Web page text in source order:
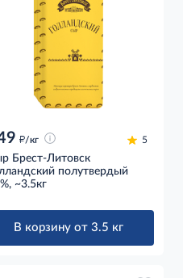
д/кг 5
Брест-Литовск
полутвердый
~3.5кг
В корзину от 3.5 кг